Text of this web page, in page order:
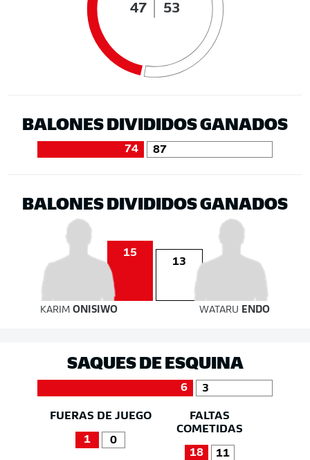
47 53
BALONES DIVIDIDOS GANADOS
74 87
BALONES DIVIDIDOS GANADOS
15
13
KARIM ONISIWO WATARU ENDO
SAQUES DE ESQUINA
6 3
FUERAS DE JUEGO
1 0
FALTAS
COMETIDAS
18 11